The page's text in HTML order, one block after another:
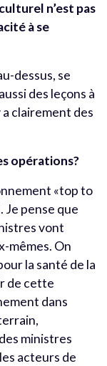
n’est pas
à se
dessus, se
des leçons à
a clairement des
opérations?
«top to
pense que
vont
mêmes. On
la santé de la
de cette
dans
ministres
acteurs de